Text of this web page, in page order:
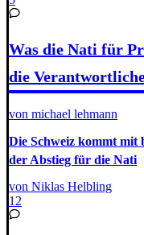
Was die Nati für
die
von michael lehmann
Die Schweiz kommt mit
der Abstieg für die Nati
von Niklas Helbling
12